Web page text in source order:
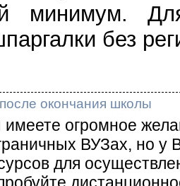
минимум.
без
окончания школы
огромное
ВУЗах, но у
для